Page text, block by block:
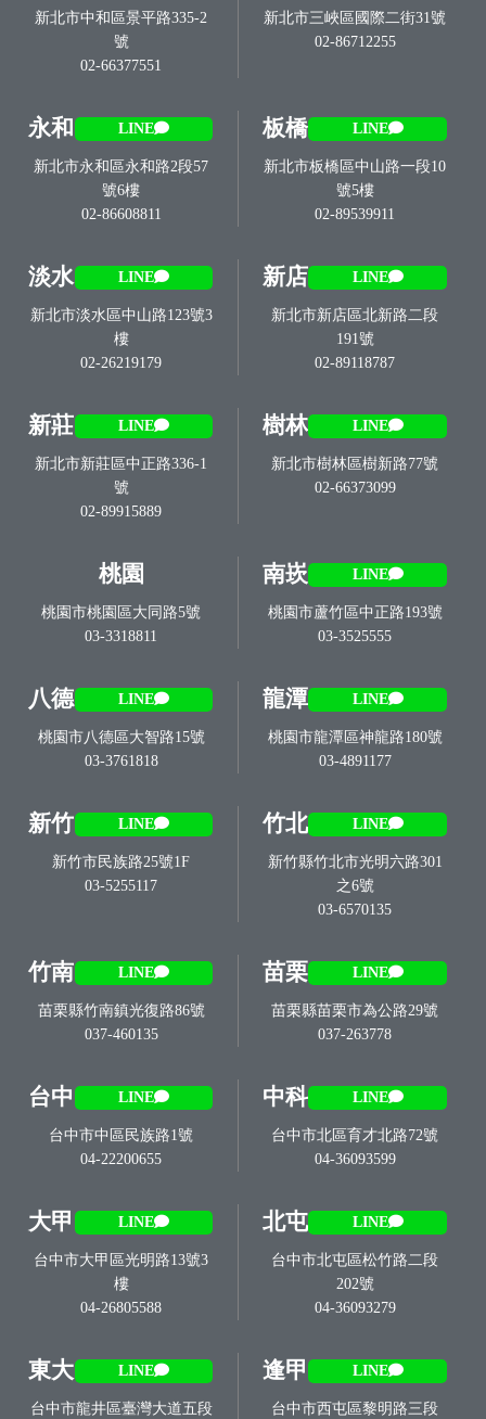
新北市中和區景平路335-2
號
02-66377551
新北市三峽區國際二街31號
02-86712255
永和 LINE
新北市永和區永和路2段57
號6樓
02-86608811
板橋 LINE
新北市板橋區中山路一段10
號5樓
02-89539911
淡水 LINE
新北市淡水區中山路123號3
樓
02-26219179
新店 LINE
新北市新店區北新路二段
191號
02-89118787
新莊 LINE
新北市新莊區中正路336-1
號
02-89915889
樹林 LINE
新北市樹林區樹新路77號
02-66373099
桃園
桃園市桃園區大同路5號
03-3318811
南崁 LINE
桃園市蘆竹區中正路193號
03-3525555
八德 LINE
桃園市八德區大智路15號
03-3761818
龍潭 LINE
桃園市龍潭區神龍路180號
03-4891177
新竹 LINE
新竹市民族路25號1F
03-5255117
竹北 LINE
新竹縣竹北市光明六路301
之6號
03-6570135
竹南 LINE
苗栗縣竹南鎮光復路86號
037-460135
苗栗 LINE
苗栗縣苗栗市為公路29號
037-263778
台中 LINE
台中市中區民族路1號
04-22200655
中科 LINE
台中市北區育才北路72號
04-36093599
大甲 LINE
台中市大甲區光明路13號3
樓
04-26805588
北屯 LINE
台中市北屯區松竹路二段
202號
04-36093279
東大 LINE
台中市龍井區臺灣大道五段
逢甲 LINE
台中市西屯區黎明路三段